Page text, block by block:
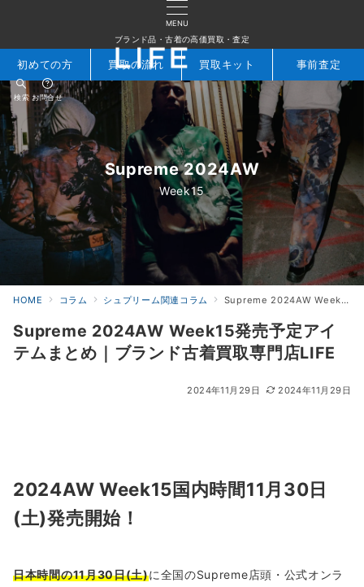
MENU
ブランド品・古着の高価買取・査定
検索 お問合せ
初めての方 買取の流れ 買取キット 事前査定
Supreme 2024AW
Week15
HOME コラム シュプリーム関連コラム Supreme 2024AW Week15発売予定アイテムまとめ｜ブランド古着買取専門店LIFE
Supreme 2024AW Week15発売予定アイ
テムまとめ｜ブランド古着買取専門店LIFE
2024年11月29日 2024年11月29日
2024AW Week15国内時間11月30日
(土)発売開始！
日本時間の11月30日(土)に全国のSupreme店頭・公式オンラ